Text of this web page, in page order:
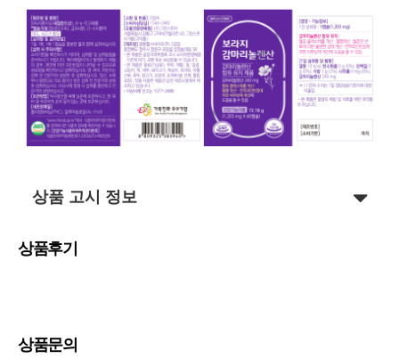
상품 고시 정보
상품후기
상품문의